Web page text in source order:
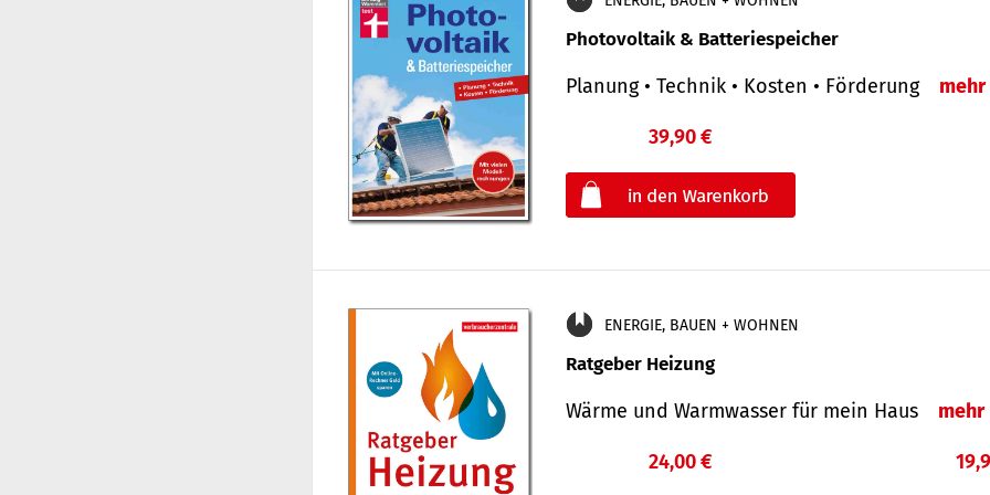
Photovoltaik & Batteriespeicher
Planung • Technik • Kosten • Förderung mehr
39,90 €
ENERGIE, BAUEN + WOHNEN
Ratgeber Heizung
Wärme und Warmwasser für mein Haus mehr
24,00 €